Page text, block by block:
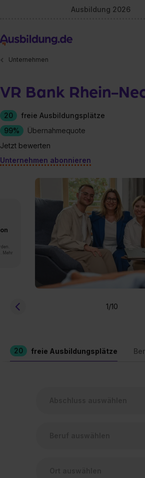
Ausbildung 2026
Unternehmen
VR Bank Rhein-
20
freie Ausbildungsplätze
99%
Übernahmequote
Jetzt bewerten
Unternehmen abonnieren
Mehr
1/10
20 freie Ausbildungsplätze